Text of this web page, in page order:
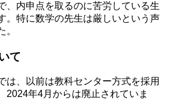
、内申点を取るのに苦労している生
。特に数学の先生は厳しいという声
。
て
は、以前は教科センター方式を採用
2024年4月からは廃止されていま